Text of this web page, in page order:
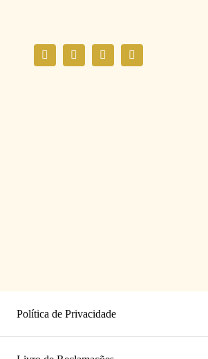
Política de Privacidade